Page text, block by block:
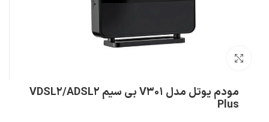
مودم یوتل مدل V301 بی سیم VDSL2/ADSL2
Plus